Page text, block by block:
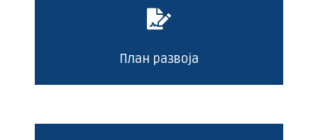
План развоја